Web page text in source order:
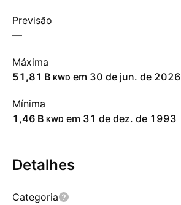
Previsão
—
Máxima
‪51,81 B‬ KWD em 30 de jun. de 2026
Mínima
‪1,46 B‬ KWD em 31 de dez. de 1993
Detalhes
Categoria